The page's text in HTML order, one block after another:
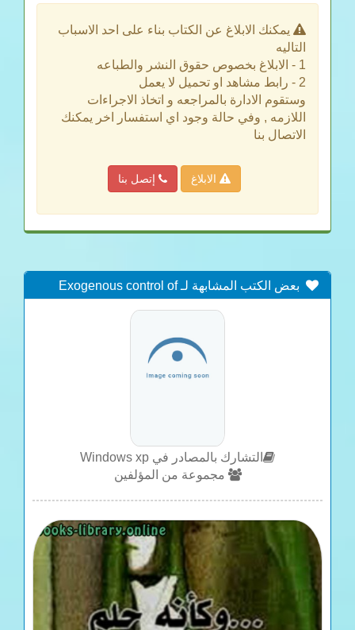
يمكنك الابلاغ عن الكتاب بناء على احد الاسباب
التاليه
1 - الابلاغ بخصوص حقوق النشر والطباعه
2 - رابط مشاهد او تحميل لا يعمل
وستقوم الادارة بالمراجعه و اتخاذ الاجراءات
اللازمه , وفي حالة وجود اي استفسار اخر يمكنك
الاتصال بنا
الابلاغ إتصل بنا
بعض الكتب المشابهة لـ Exogenous control of
follicular wave emergence in cattle
التشارك بالمصادر في Windows xp
مجموعة من المؤلفين